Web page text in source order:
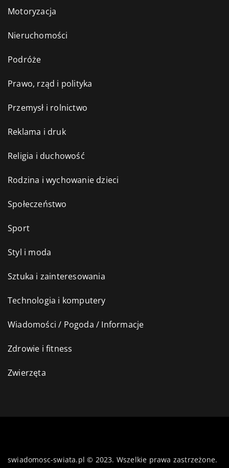
Motoryzacja
Nieruchomości
Podróże
Prawo, rząd i polityka
Przemysł i rolnictwo
Reklama i druk
Religia i duchowość
Rodzina i wychowanie dzieci
Społeczeństwo
Sport
Styl i moda
Sztuka i zainteresowania
Technologia i komputery
Wiadomości / Pogoda / Informacje
Zdrowie i fitness
Zwierzęta
swiadomosc-swiata.pl © 2023. Wszelkie prawa zastrzeżone.